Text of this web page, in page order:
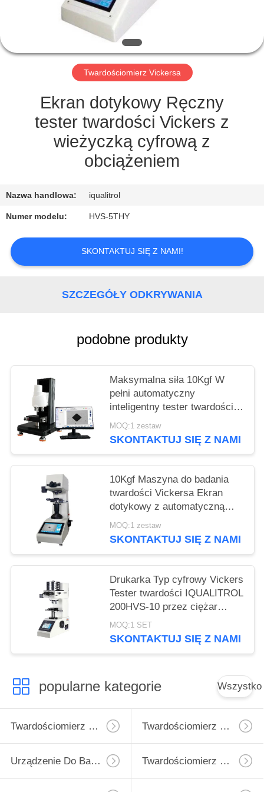
FABRYCE
KONTROLA
JAKOŚCI
SITEMAP
Twardościomierz Vickersa
Ekran dotykowy Ręczny
tester twardości Vickers z
wieżyczką cyfrową z
obciążeniem
Nazwa handlowa: iqualitrol
Numer modelu: HVS-5THY
SKONTAKTUJ SIĘ Z NAMI!
SZCZEGÓŁY ODKRYWANIA
podobne produkty
Maksymalna siła 10Kgf W
pełni automatyczny
inteligentny tester twardości
Vickers iqualitrol SCV-5XYZ
MOQ:1 zestaw
SKONTAKTUJ SIĘ Z NAMI
10Kgf Maszyna do badania
twardości Vickersa Ekran
dotykowy z automatyczną
wieżyczką
MOQ:1 zestaw
SKONTAKTUJ SIĘ Z NAMI
Drukarka Typ cyfrowy Vickers
Tester twardości IQUALITROL
200HVS-10 przez ciężar
obciążenia
MOQ:1 SET
SKONTAKTUJ SIĘ Z NAMI
popularne kategorie Wszystko
Twardościomierz Micro Vickers Twardościomierz Vickersa
Urządzenie Do Badania Twardości Rockwell Twardościomierz Brinella